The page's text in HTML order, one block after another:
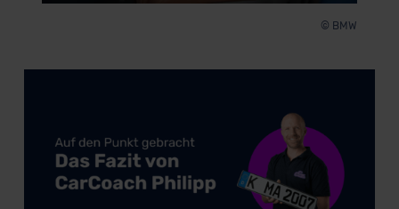
© BMW